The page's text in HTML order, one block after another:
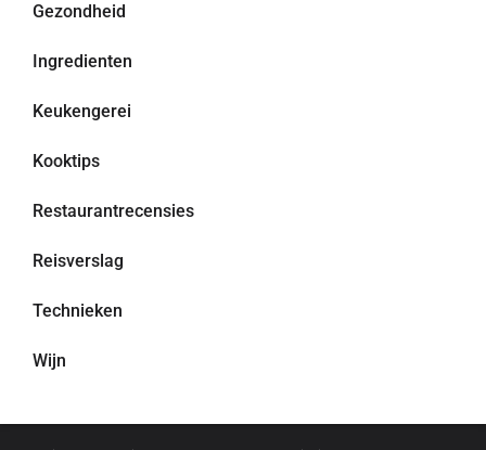
Gezondheid
Ingredienten
Keukengerei
Kooktips
Restaurantrecensies
Reisverslag
Technieken
Wijn